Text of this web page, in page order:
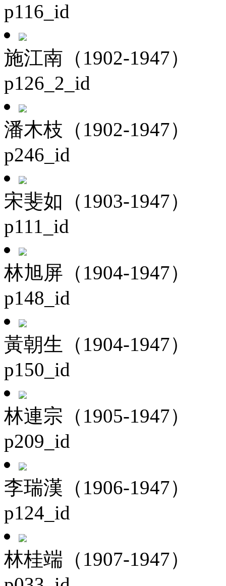
p116_id
施江南（1902-1947）
p126_2_id
潘木枝（1902-1947）
p246_id
宋斐如（1903-1947）
p111_id
林旭屏（1904-1947）
p148_id
黃朝生（1904-1947）
p150_id
林連宗（1905-1947）
p209_id
李瑞漢（1906-1947）
p124_id
林桂端（1907-1947）